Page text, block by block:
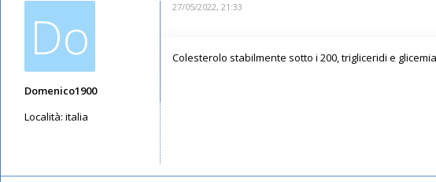
Do
Domenico1900
Località: italia
27/05/2022, 21:33
Colesterolo stabilmente sotto i 200, trigliceridi e